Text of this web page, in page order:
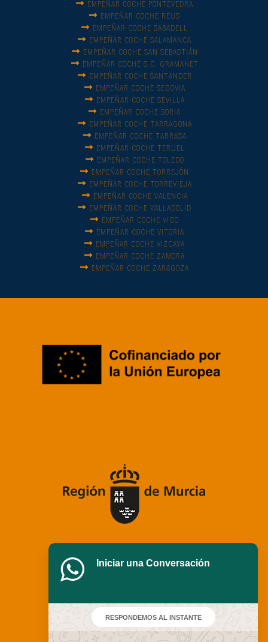
EMPEÑAR COCHE PONTEVEDRA
EMPEÑAR COCHE REUS
EMPEÑAR COCHE SABADELL
EMPEÑAR COCHE SALAMANCA
EMPEÑAR COCHE SAN SEBASTIÁN
EMPEÑAR COCHE S.C. GRAMANET
EMPEÑAR COCHE SANTANDER
EMPEÑAR COCHE SEGOVIA
EMPEÑAR COCHE SEVILLA
EMPEÑAR COCHE SORIA
EMPEÑAR COCHE TARRAGONA
EMPEÑAR COCHE TARRASA
EMPEÑAR COCHE TERUEL
EMPEÑAR COCHE TOLEDO
EMPEÑAR COCHE TORREJÓN
EMPEÑAR COCHE TORREVIEJA
EMPEÑAR COCHE VALENCIA
EMPEÑAR COCHE VALLADOLID
EMPEÑAR COCHE VIGO
EMPEÑAR COCHE VITORIA
EMPEÑAR COCHE VIZCAYA
EMPEÑAR COCHE ZAMORA
EMPEÑAR COCHE ZARAGOZA
Iniciar una Conversación
RESPONDEMOS AL INSTANTE